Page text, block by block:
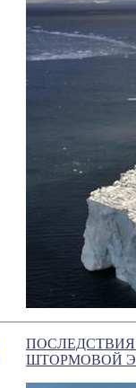
ШТОРМОВОЙ